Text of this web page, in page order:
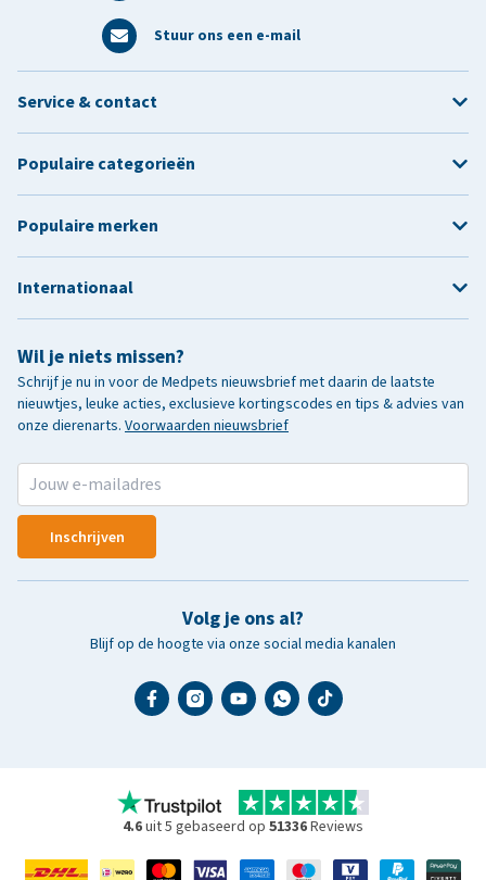
Stuur ons een e-mail
Wil je niets missen?
Schrijf je nu in voor de Medpets nieuwsbrief met daarin de laatste
nieuwtjes, leuke acties, exclusieve kortingscodes en tips & advies van
onze dierenarts. Voorwaarden nieuwsbrief
Inschrijven
Volg je ons al?
Blijf op de hoogte via onze social media kanalen
Service & contact
Populaire categorieën
Populaire merken
Internationaal
4.6uit 5 gebaseerd op 51336Reviews